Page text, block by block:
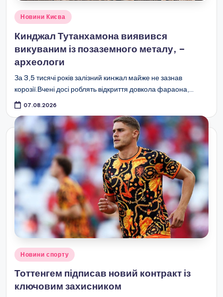
Опубліковано
Новини Києва
Кинджал Тутанхамона виявився
викуваним із позаземного металу, –
археологи
За 3,5 тисячі років залізний кинжал майже не зазнав
корозії.Вчені досі роблять відкриття довкола фараона,…
07.08.2026
Опубліковано
Новини спорту
Тоттенгем підписав новий контракт із
ключовим захисником